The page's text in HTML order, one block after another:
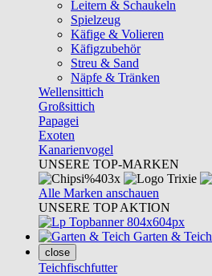
Leitern & Schaukeln
Spielzeug
Käfige & Volieren
Käfigzubehör
Streu & Sand
Näpfe & Tränken
Wellensittich
Großsittich
Papagei
Exoten
Kanarienvogel
UNSERE TOP-MARKEN
Alle Marken anschauen
UNSERE TOP AKTION
Garten & Teich
close
Teichfischfutter